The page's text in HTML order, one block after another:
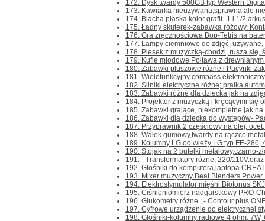
172. Dysk twardy 500GB typ Western
173. Kawiarka nieużywana,sprawna ale
174. Blacha płaska kolor grafit- 1 i 1/2
175. Ładny skuterek-zabawka różowy.
176. Gra zręcznościowa Bop-Tetris na
177. Lampy ciemniowe do zdjęć,
178. Piesek z muzyczką-chodzi, rusza się,
179. Kufle miodowe Połtawa z
180. Zabawki pluszowe różne i Pacynki
181. Wielofunkcyjny compass
182. Silniki elektryczne różne; pralka
183. Zabawki różne dla dziecka jak na
184. Projektor z muzyczką i kręcącymi się
185. Zabawki grające, niekompletne jak
186. Zabawki dla dziecka do występów-
187. Przyprawnik 2 częściowy na olej,
188. Wałek gumowy,twardy na rączce
189. Kolumny LG od wieży LG typ FE-286,
190. Stojak na 2 butelki metalowy,czarno-
191. - Transformatory różne; 220/
192. Głośniki do komputera,laptopa
193. Mixer muzyczny Beat Blenders Power
194. Elektrostymulator mięśni Biotonus
195. Ciśnieniomierz nadgarstkowy PRO-
196. Glukometry różne ; - Contour plus
197. Cyfrowe urządzenie do elektrycznej
198. Głośniki-kolumny radiowe 4 ohm,